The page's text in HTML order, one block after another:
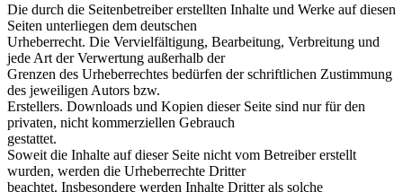
Die durch die Seitenbetreiber erstellten Inhalte und Werke auf diesen
Seiten unterliegen dem deutschen
Urheberrecht. Die Vervielfältigung, Bearbeitung, Verbreitung und
jede Art der Verwertung außerhalb der
Grenzen des Urheberrechtes bedürfen der schriftlichen Zustimmung
des jeweiligen Autors bzw.
Erstellers. Downloads und Kopien dieser Seite sind nur für den
privaten, nicht kommerziellen Gebrauch
gestattet.
Soweit die Inhalte auf dieser Seite nicht vom Betreiber erstellt
wurden, werden die Urheberrechte Dritter
beachtet. Insbesondere werden Inhalte Dritter als solche